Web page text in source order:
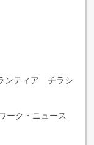
ンティア チラシ
ーク・ニュース